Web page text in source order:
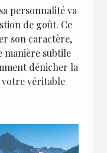
personnalité va
de goût. Ce
son caractère,
manière subtile
dénicher la
véritable